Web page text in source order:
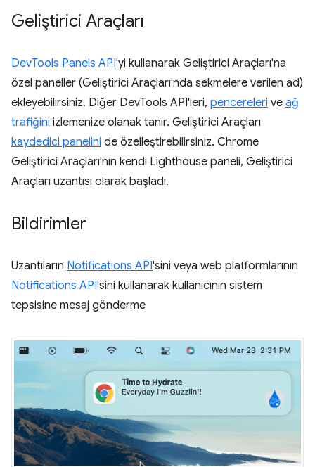
Geliştirici Araçları
DevTools Panels API'yi kullanarak Geliştirici Araçları'na
özel paneller (Geliştirici Araçları'nda sekmelere verilen ad)
ekleyebilirsiniz. Diğer DevTools API'leri, pencereleri ve ağ
trafiğini izlemenize olanak tanır. Geliştirici Araçları
kaydedici panelini de özelleştirebilirsiniz. Chrome
Geliştirici Araçları'nın kendi Lighthouse paneli, Geliştirici
Araçları uzantısı olarak başladı.
Bildirimler
Uzantıların Notifications API'sini veya web platformlarının
Notifications API'sini kullanarak kullanıcının sistem
tepsisine mesaj gönderme